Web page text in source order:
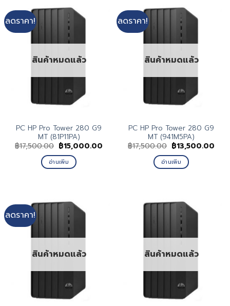
ลดราคา!
สินค้าหมดแล้ว
PC HP Pro Tower 280 G9
MT (81P11PA)
฿17,500.00 Original
price
was:
฿17,500.00.
฿15,000.00 Current
อ่านเพิ่ม
ลดราคา!
สินค้าหมดแล้ว
PC HP Pro Tower 280 G9
MT (941M5PA)
฿17,500.00 Original
price
was:
฿17,500.00.
฿13,500.00
อ่านเพิ่ม
ลดราคา!
สินค้าหมดแล้ว สินค้าหมดแล้ว